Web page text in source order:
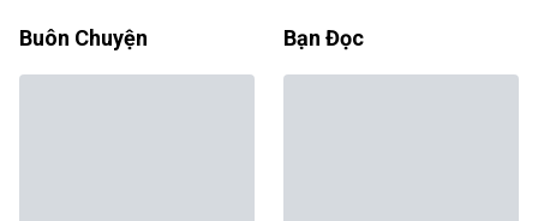
Buôn Chuyện Bạn Đọc